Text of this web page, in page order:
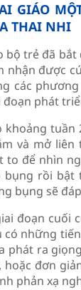
GIÁO
THAI NHI
bộ trẻ đã
nhận được
các
đoạn phát
khoảng tuần
và mở liên
to để nhìn
bụng rồi bật
bụng sẽ
đoạn cuối
có những
phát ra
hoặc đơn
phản xạ